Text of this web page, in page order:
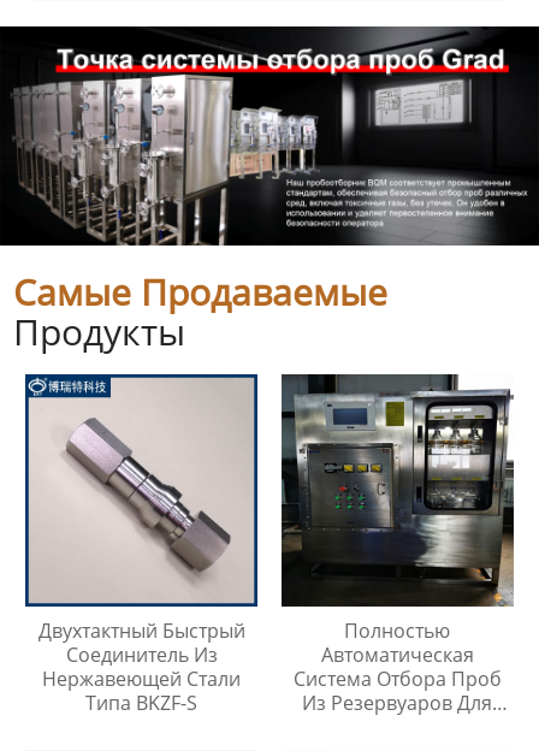
Самые Продаваемые
Продукты
Двухтактный Быстрый
Соединитель Из
Нержавеющей Стали
Типа BKZF-S
Полностью
Автоматическая
Система Отбора Проб
Из Резервуаров Для